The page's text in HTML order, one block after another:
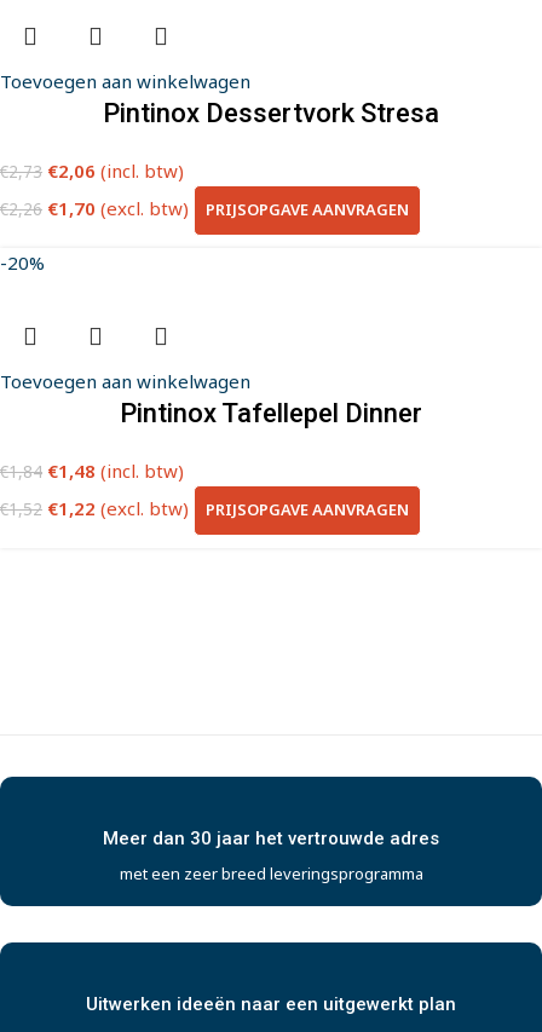
Toevoegen aan winkelwagen
Pintinox Dessertvork Stresa
€2,73 €2,06 (incl. btw)
€2,26 €1,70 (excl. btw) PRIJSOPGAVE AANVRAGEN
-20%
Toevoegen aan winkelwagen
Pintinox Tafellepel Dinner
€1,84 €1,48 (incl. btw)
€1,52 €1,22 (excl. btw) PRIJSOPGAVE AANVRAGEN
Meer dan 30 jaar het vertrouwde adres
met een zeer breed leveringsprogramma
Uitwerken ideeën naar een uitgewerkt plan